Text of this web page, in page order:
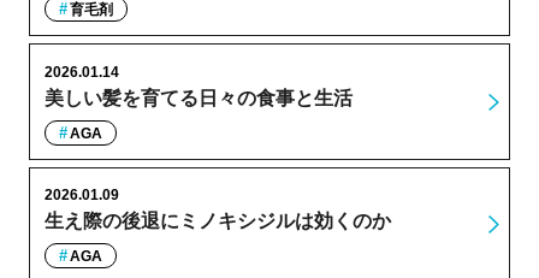
育毛剤
美しい髪を育てる日々の食事と生活
2026.01.14
AGA
生え際の後退にミノキシジルは効くのか
2026.01.09
AGA